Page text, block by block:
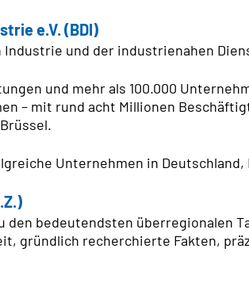
e.V. (BDI)
und der industrienahen
und mehr als 100.000
– mit rund acht Millionen
Unternehmen in Deutschland,
den bedeutendsten überregionalen
gründlich recherchierte Fakten,